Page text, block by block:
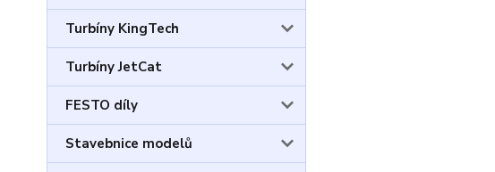
Turbíny KingTech
Turbíny JetCat
FESTO díly
Stavebnice modelů